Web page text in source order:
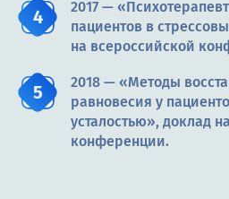
2017 —
пациентов в
на всероссийской
2018 — «Методы
равновесия у
усталостью», доклад
конференции.